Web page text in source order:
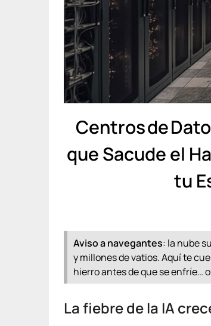
Centros de
que Sacude el
tu
Aviso a navegantes: la nube
y millones de vatios. Aquí te
hierro antes de que se enfríe…
La fiebre de la IA